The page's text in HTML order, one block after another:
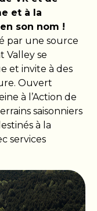
et à la
son nom !
par une source
Valley se
et invite à des
Ouvert
à l’Action de
saisonniers
à la
services